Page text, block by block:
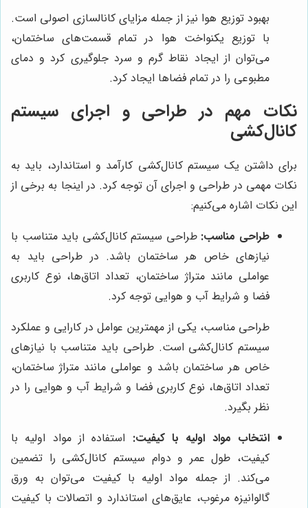
بهبود توزیع هوا نیز از جمله مزایای کانالسازی اصولی است.
با توزیع یکنواخت هوا در تمام قسمت‌های ساختمان،
می‌توان از ایجاد نقاط گرم و سرد جلوگیری کرد و دمای
مطبوعی را در تمام فضاها ایجاد کرد.
نکات مهم در طراحی و اجرای سیستم
کانال‌کشی
برای داشتن یک سیستم کانال‌کشی کارآمد و استاندارد، باید به
نکات مهمی در طراحی و اجرای آن توجه کرد. در اینجا به برخی از
این نکات اشاره می‌کنیم:
طراحی مناسب: طراحی سیستم کانال‌کشی باید متناسب با
نیازهای خاص هر ساختمان باشد. در طراحی باید به
عواملی مانند متراژ ساختمان، تعداد اتاق‌ها، نوع کاربری
فضا و شرایط آب و هوایی توجه کرد.
طراحی مناسب، یکی از مهمترین عوامل در کارایی و عملکرد
سیستم کانال‌کشی است. طراحی باید متناسب با نیازهای
خاص هر ساختمان باشد و عواملی مانند متراژ ساختمان،
تعداد اتاق‌ها، نوع کاربری فضا و شرایط آب و هوایی را در
نظر بگیرد.
انتخاب مواد اولیه با کیفیت: استفاده از مواد اولیه با
کیفیت، طول عمر و دوام سیستم کانال‌کشی را تضمین
می‌کند. از جمله مواد اولیه با کیفیت می‌توان به ورق
گالوانیزه مرغوب، عایق‌های استاندارد و اتصالات با کیفیت